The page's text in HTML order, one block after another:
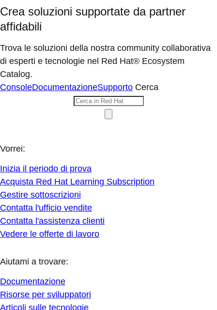
Crea soluzioni supportate da partner
affidabili
Trova le soluzioni della nostra community collaborativa
di esperti e tecnologie nel Red Hat® Ecosystem
Catalog.
ConsoleDocumentazioneSupporto Cerca
Vorrei:
Inizia il periodo di prova
Acquista Red Hat Learning Subscription
Gestire sottoscrizioni
Contatta l'ufficio vendite
Contatta l'assistenza clienti
Vedere le offerte di lavoro
Aiutami a trovare:
Documentazione
Risorse per sviluppatori
Articoli sulle tecnologie